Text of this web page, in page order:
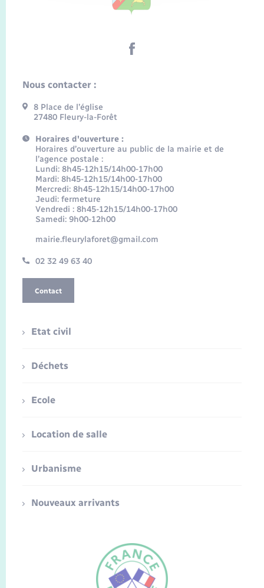
Nous contacter :
8 Place de l’église
27480 Fleury-la-Forêt
Horaires d'ouverture :
Horaires d’ouverture au public de la mairie et de
l’agence postale :
Lundi: 8h45-12h15/14h00-17h00
Mardi: 8h45-12h15/14h00-17h00
Mercredi: 8h45-12h15/14h00-17h00
Jeudi: fermeture
Vendredi : 8h45-12h15/14h00-17h00
Samedi: 9h00-12h00
mairie.fleurylaforet@gmail.com
02 32 49 63 40
Contact
Etat civil
Déchets
Ecole
Location de salle
Urbanisme
Nouveaux arrivants